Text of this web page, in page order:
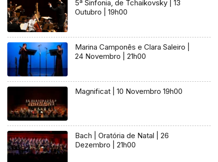
5ª Sinfonia, de Tchaikovsky | 13
Outubro | 19h00
Marina Camponês e Clara Saleiro |
24 Novembro | 21h00
Magnificat | 10 Novembro 19h00
Bach | Oratória de Natal | 26
Dezembro | 21h00